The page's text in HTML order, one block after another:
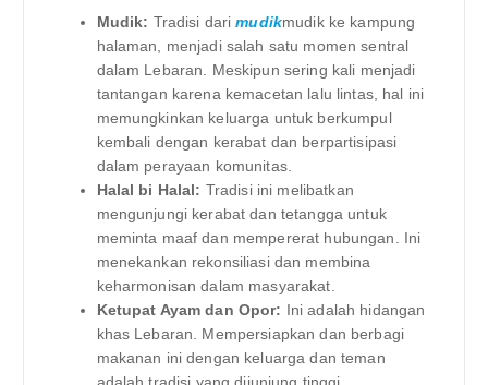
Mudik: Tradisi darimudikmudik ke kampung
halaman, menjadi salah satu momen sentral
dalam Lebaran. Meskipun sering kali menjadi
tantangan karena kemacetan lalu lintas, hal ini
memungkinkan keluarga untuk berkumpul
kembali dengan kerabat dan berpartisipasi
dalam perayaan komunitas.
Halal bi Halal: Tradisi ini melibatkan
mengunjungi kerabat dan tetangga untuk
meminta maaf dan mempererat hubungan. Ini
menekankan rekonsiliasi dan membina
keharmonisan dalam masyarakat.
Ketupat Ayam dan Opor: Ini adalah hidangan
khas Lebaran. Mempersiapkan dan berbagi
makanan ini dengan keluarga dan teman